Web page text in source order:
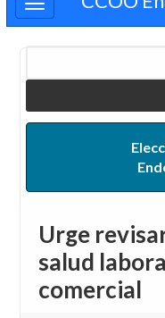
Urge
salud
comercial